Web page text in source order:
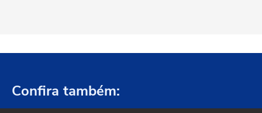
Confira também: